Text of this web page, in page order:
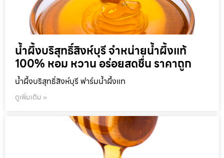
น้ำผึ้งบริสุทธิ์สิงห์บุรี จำหน่ายน้ำผึ้งแท้
100% หอม หวาน อร่อยสดชื่น ราคาถูก
น้ำผึ้งบริสุทธิ์สิงห์บุรี ฟาร์มน้ำผึ้งแท
ดูเพิ่มเติม »